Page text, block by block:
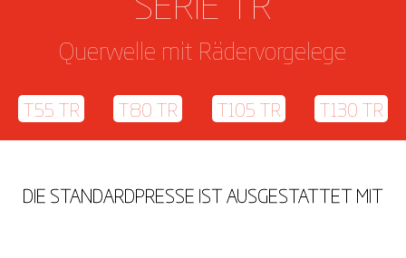
Querwelle mit Rädervorgelege
T55 TR T80 TR T105 TR T130 TR
DIE STANDARDPRESSE IST AUSGESTATTET MIT